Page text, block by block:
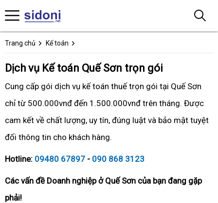
Trang chủ Kế toán
Dịch vụ Kế toán Quế Sơn trọn gói
Cung cấp gói dịch vụ kế toán thuế trọn gói tại Quế Sơn
chỉ từ 500.000vnđ đến 1.500.000vnđ trên tháng. Được
cam kết về chất lượng, uy tín, đúng luật và bảo mật tuyệt
đối thông tin cho khách hàng.
Hotline: 09480 67897 - 090 868 3123
Các vấn đề Doanh nghiệp ở Quế Sơn của bạn đang gặp
phải!